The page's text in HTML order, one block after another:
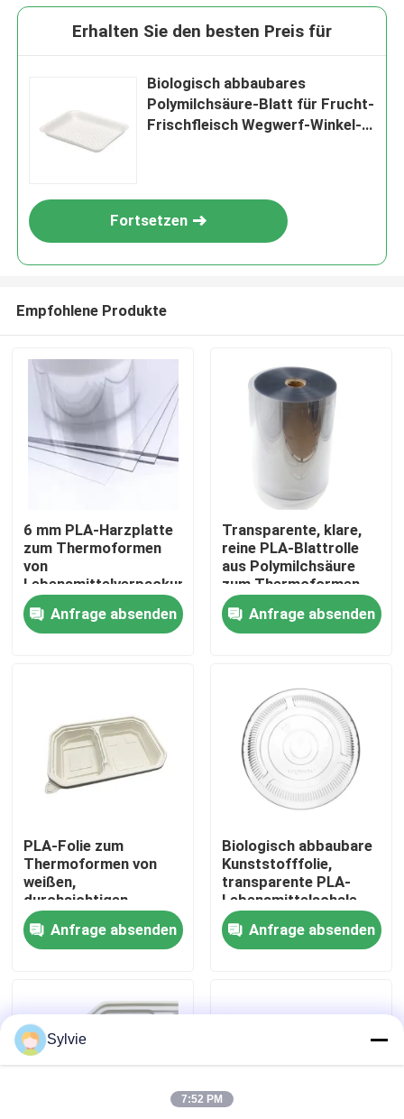
Haus
Fabrik-Ausflug
Treten Sie mit uns in Verbindung
Nachrichten
PET-Folie
Erhalten Sie den besten Preis für
Biologisch abbaubares
Polymilchsäure-Blatt für Frucht-
Frischfleisch Wegwerf-Winkel-
Fortsetzen
Empfohlene Produkte
6 mm PLA-Harzplatte
zum Thermoformen
von
Lebensmittelverpackungen,
Hühner-Fisch-Fleisch-
TablettAnfrage absenden
Transparente, klare,
reine PLA-Blattrolle
aus Polymilchsäure
zum Thermoformen
Anfrage absenden
PLA-Folie zum
Thermoformen von
weißen,
durchsichtigen
Verpackungen aus
Kunststoff
Anfrage absenden
Biologisch abbaubare
Kunststofffolie,
transparente PLA-
Lebensmittelschale
Anfrage absenden
Sylvie
7:52 PM